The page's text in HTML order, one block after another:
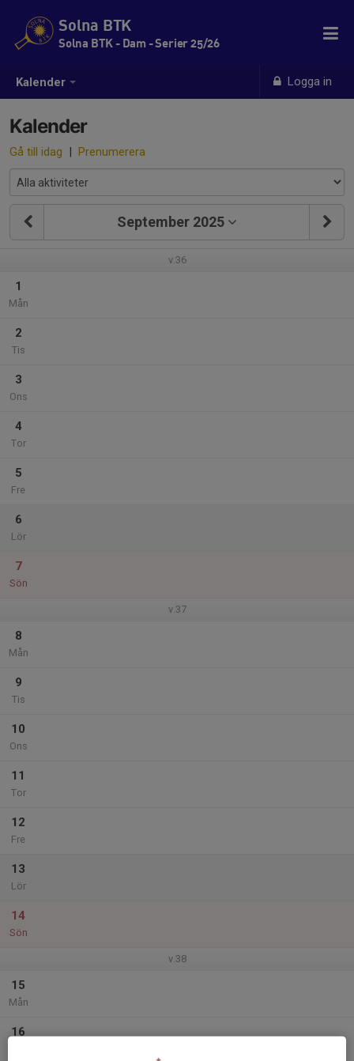
Kalender Logga in
Solna BTK
Solna BTK - Dam - Serier 25/26
Kalender
Gå till idag | Prenumerera
September 2025
v.36
1
Mån
2
Tis
3
Ons
4
Tor
5
Fre
6
Lör
7
Sön
v.37
8
Mån
9
Tis
10
Ons
11
Tor
12
Fre
13
Lör
14
Sön
v.38
15
Mån
16